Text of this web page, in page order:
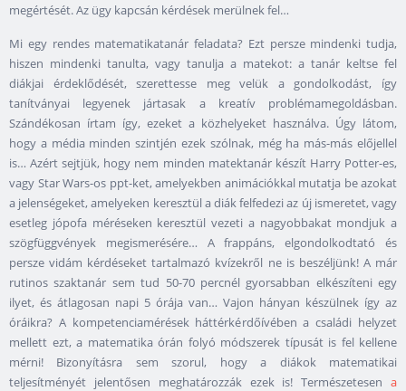
megértését. Az ügy kapcsán kérdések merülnek fel…
Mi egy rendes matematikatanár feladata? Ezt persze mindenki tudja,
hiszen mindenki tanulta, vagy tanulja a matekot: a tanár keltse fel
diákjai érdeklődését, szerettesse meg velük a gondolkodást, így
tanítványai legyenek jártasak a kreatív problémamegoldásban.
Szándékosan írtam így, ezeket a közhelyeket használva. Úgy látom,
hogy a média minden szintjén ezek szólnak, még ha más-más előjellel
is… Azért sejtjük, hogy nem minden matektanár készít Harry Potter-es,
vagy Star Wars-os ppt-ket, amelyekben animációkkal mutatja be azokat
a jelenségeket, amelyeken keresztül a diák felfedezi az új ismeretet, vagy
esetleg jópofa méréseken keresztül vezeti a nagyobbakat mondjuk a
szögfüggvények megismerésére… A frappáns, elgondolkodtató és
persze vidám kérdéseket tartalmazó kvízekről ne is beszéljünk! A már
rutinos szaktanár sem tud 50-70 percnél gyorsabban elkészíteni egy
ilyet, és átlagosan napi 5 órája van… Vajon hányan készülnek így az
óráikra? A kompetenciamérések háttérkérdőívében a családi helyzet
mellett ezt, a matematika órán folyó módszerek típusát is fel kellene
mérni! Bizonyításra sem szorul, hogy a diákok matematikai
teljesítményét jelentősen meghatározzák ezek is! Természetesen a